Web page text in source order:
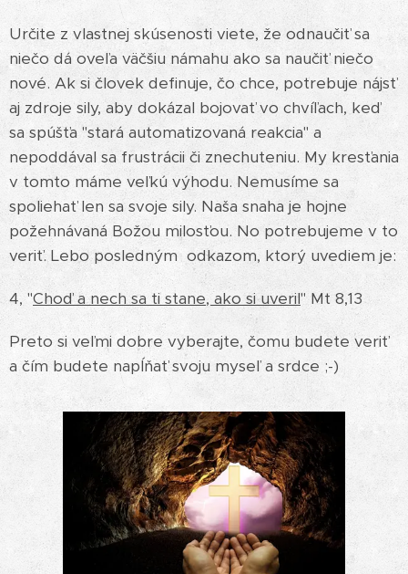
Určite z vlastnej skúsenosti viete, že odnaučiť sa
niečo dá oveľa väčšiu námahu ako sa naučiť niečo
nové. Ak si človek definuje, čo chce, potrebuje nájsť
aj zdroje sily, aby dokázal bojovať vo chvíľach, keď
sa spúšťa "stará automatizovaná reakcia" a
nepoddával sa frustrácii či znechuteniu. My kresťania
v tomto máme veľkú výhodu. Nemusíme sa
spoliehať len sa svoje sily. Naša snaha je hojne
požehnávaná Božou milosťou. No potrebujeme v to
veriť. Lebo posledným odkazom, ktorý uvediem je:
4, "Choď a nech sa ti stane, ako si uveril" Mt 8,13
Preto si veľmi dobre vyberajte, čomu budete veriť
a čím budete napĺňať svoju myseľ a srdce ;-)